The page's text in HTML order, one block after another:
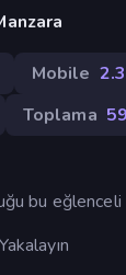
Mobile
Toplama
bu eğlenceli